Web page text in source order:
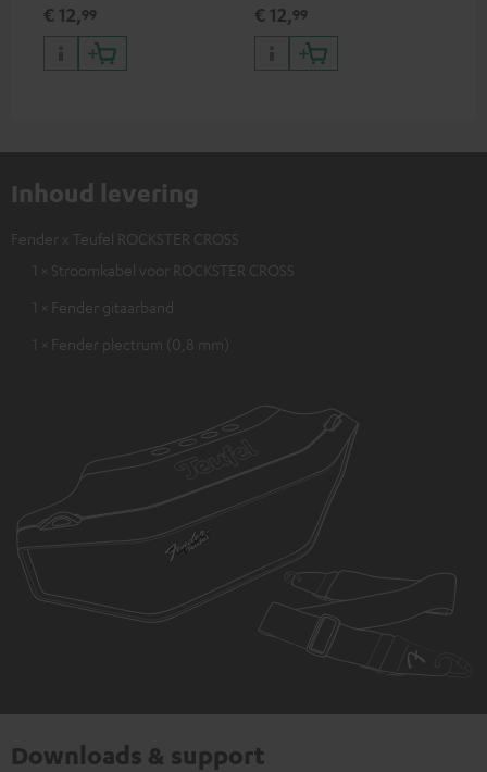
€ 12,99 € 12,99
Inhoud levering
Fender x Teufel ROCKSTER CROSS
1 × Stroomkabel voor ROCKSTER CROSS
1 × Fender gitaarband
1 × Fender plectrum (0,8 mm)
Downloads & support